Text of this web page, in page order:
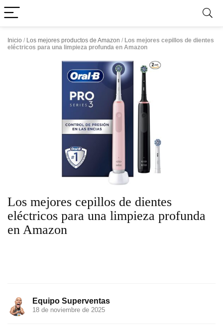
Inicio / Los mejores productos de Amazon / Los mejores cepillos de dientes
eléctricos para una limpieza profunda en Amazon
Los mejores cepillos de dientes
eléctricos para una limpieza profunda
en Amazon
Equipo Superventas
18 de noviembre de 2025